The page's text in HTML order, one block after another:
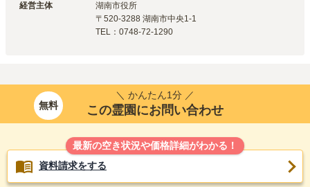
経営主体 湖南市役所
〒 520-3288 湖南市中央1-1
TEL： 0748-72-1290
無料
＼ かんたん1分 ／
この霊園にお問い合わせ
最新の空き状況や価格詳細がわかる！
資料請求をする